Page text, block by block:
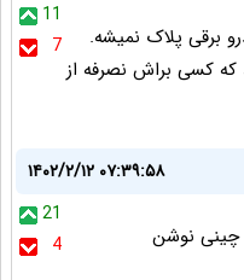
11
7
برقی پلاک نمیشه.
که کسی براش نصرفه از
۱۴۰۲/۲/۱۲ ۰۷:۳۹:۵۸
21
4
چینی نوشن